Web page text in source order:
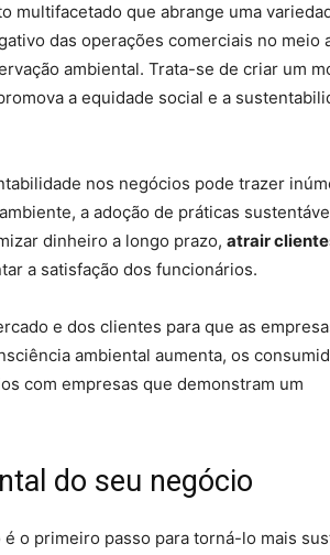
multifacetado que abrange uma
das operações comerciais no meio
ambiental. Trata-se de criar um
a equidade social e a
nos negócios pode trazer
a adoção de práticas
dinheiro a longo prazo, atrair
a satisfação dos funcionários.
e dos clientes para que as
ambiental aumenta, os
com empresas que demonstram um
do seu negócio
o primeiro passo para torná-lo mais